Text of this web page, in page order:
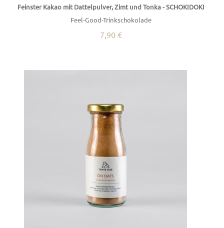
Feinster Kakao mit Dattelpulver, Zimt und Tonka - SCHOKIDOKI
Feel-Good-Trinkschokolade
7,90 €